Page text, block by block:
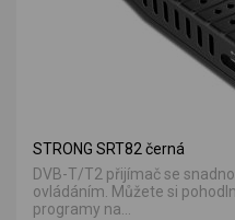
STRONG SRT82 černá
DVB-T/T2 přijímač se
ovládáním. Můžete si
programy na...